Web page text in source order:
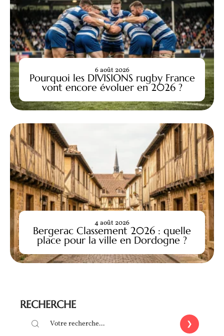
Pourquoi les DIVISIONS rugby France
vont encore évoluer en 2026 ?
6 août 2026
Bergerac Classement 2026 : quelle
place pour la ville en Dordogne ?
4 août 2026
RECHERCHE